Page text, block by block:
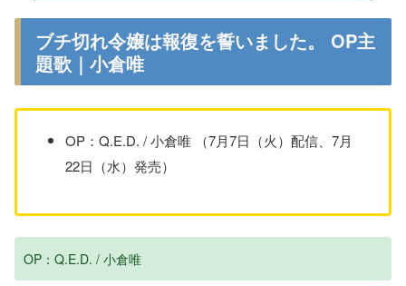
ブチ切れ令嬢は報復を誓いました。 OP主
題歌｜小倉唯
OP：Q.E.D. / 小倉唯 （7月7日（火）配信、7月
22日（水）発売）
OP：Q.E.D. / 小倉唯